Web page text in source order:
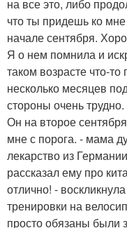
на все это, либо
что ты придешь ко мне
начале сентября.
Я о нем помнила и
таком возрасте что-
несколько месяцев
стороны очень
Он на второе
мне с порога. - мама
лекарство из
рассказал ему про
отлично! -
тренировки на
просто обязаны были